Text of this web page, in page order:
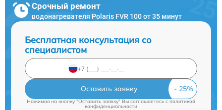
Срочный ремонт
водонагревателя Polaris FVR 100 от 35 минут
Бесплатная консультация со
специалистом
Оставить заявку
Нажимая на кнопку "Оставить заявку" Вы соглашаетесь cполитикой
конфиденциальности